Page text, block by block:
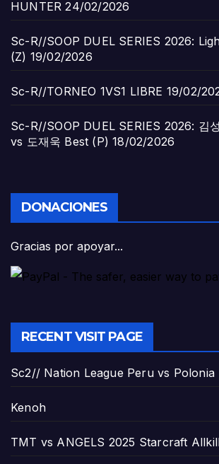
HUNTER 24/02/2026
Sc-R//SOOP DUEL SERIES 2026:
(Z) 19/02/2026
Sc-R//TORNEO 1VS1 LIBRE 19/02/
Sc-R//SOOP DUEL SERIES 2026: 김
vs 도재욱 Best (P) 18/02/2026
DONACIONES
Gracias por apoyar...
RECENT VISIT PAGE
Sc2// Nation League Peru vs Polonia
Kenoh
TMT vs ANGELS 2025 Starcraft